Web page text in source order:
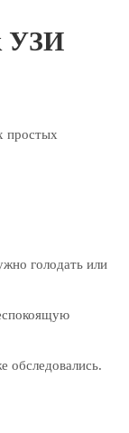
УЗИ
простых
голодать или
обследовались.